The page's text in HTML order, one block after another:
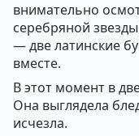
внимательно
серебряной
— две латинские
вместе.
В этот момент в
Она выглядела
исчезла.